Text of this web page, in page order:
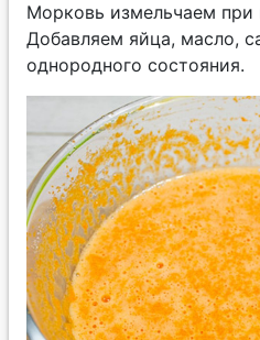
Морковь измельчаем
Добавляем яйца, масло,
однородного состояния.